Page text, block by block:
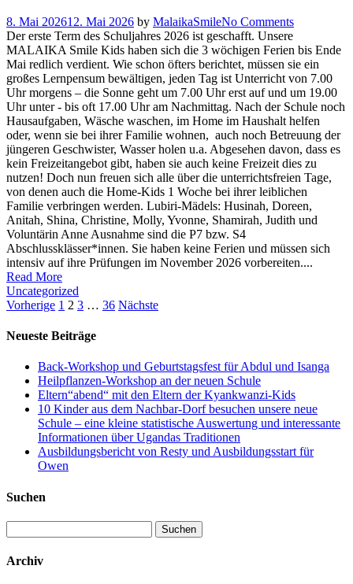
8. Mai 202612. Mai 2026 by MalaikaSmileNo Comments
Der erste Term des Schuljahres 2026 ist geschafft. Unsere
MALAIKA Smile Kids haben sich die 3 wöchigen Ferien bis Ende
Mai redlich verdient. Wie schon öfters berichtet, müssen sie ein
großes Lernpensum bewältigen, jeden Tag ist Unterricht von 7.00
Uhr morgens – die Sonne geht um 7.00 Uhr erst auf und um 19.00
Uhr unter - bis oft 17.00 Uhr am Nachmittag. Nach der Schule noch
Hausaufgaben, Wäsche waschen, im Home im Haushalt helfen
oder, wenn sie bei ihrer Familie wohnen, auch noch Betreuung der
jüngeren Geschwister, Wasser holen u.a. Abgesehen davon, dass es
kein Freizeitangebot gibt, haben sie auch keine Freizeit dies zu
nutzen! Doch nun freuen sich alle über die unterrichtsfreien Tage,
von denen auch die Home-Kids 1 Woche bei ihrer leiblichen
Familie verbringen werden. Lubiri-Mädels: Husinah, Doreen,
Anitah, Shina, Christine, Molly, Yvonne, Shamirah, Judith und
Voluntärin Anne Ausnahme sind die P7 bzw. S4
Abschlussklässer*innen. Sie haben keine Ferien und müssen sich
intensiv auf ihre Prüfungen im November 2026 vorbereiten....
Read More
Uncategorized
Seitennummerierung
der
Vorherige 1 2 3 … 36 Nächste
Neueste Beiträge
Back-Workshop und Geburtstagsfest für Abdul und Isanga
Heilpflanzen-Workshop an der neuen Schule
Eltern“abend“ mit den Eltern der Kyankwanzi-Kids
10 Kinder aus dem Nachbar-Dorf besuchen unsere neue
Schule – eine kleine statistische Auswertung und interessante
Informationen über Ugandas Traditionen
Ausbildungsbericht von Resty und Ausbildungsstart für
Owen
Suchen
nach:
Archiv